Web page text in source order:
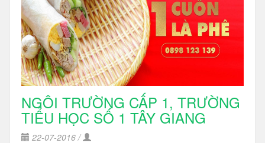
NGÔI TRƯỜNG CẤP 1, TRƯỜNG
TIỂU HỌC SỐ 1 TÂY GIANG
22-07-2016 /